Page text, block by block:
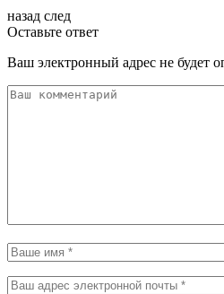
назад след
Оставьте ответ
Ваш электронный адрес не будет